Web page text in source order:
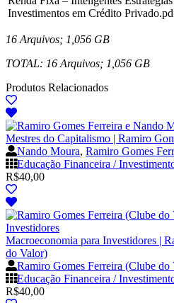
Investimentos em Crédito
16 Arquivos; 1,056 GB
TOTAL: 16 Arquivos; 1,056 GB
Produtos Relacionados
Mestres do Capitalismo | Ramiro
Nando Moura, Ramiro Gomes
Educação Financeira /
R$40,00
Macroeconomia para Investidores |
do Valor)
Ramiro Gomes Ferreira (Clube do
Educação Financeira /
R$40,00